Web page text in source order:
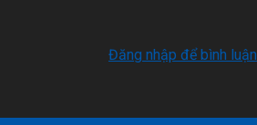
Đăng nhập để bình luận